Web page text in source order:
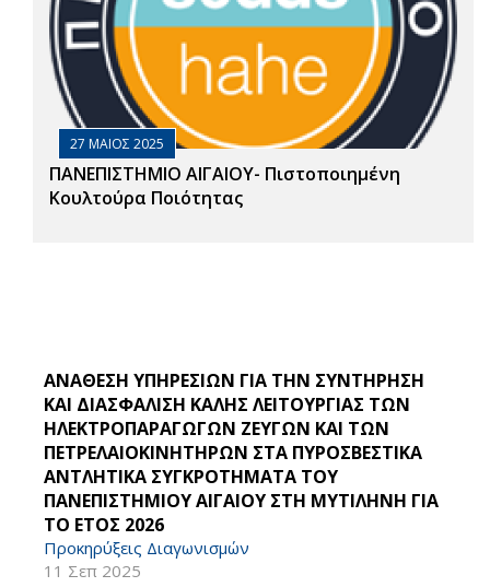
27 ΜΑΙΟΣ 2025
ΠΑΝΕΠΙΣΤΗΜΙΟ ΑΙΓΑΙΟΥ- Πιστοποιημένη
Κουλτούρα Ποιότητας
ΑΝΑΘΕΣΗ ΥΠΗΡΕΣΙΩΝ ΓΙΑ ΤΗΝ ΣΥΝΤΗΡΗΣΗ
ΚΑΙ ΔΙΑΣΦΑΛΙΣΗ ΚΑΛΗΣ ΛΕΙΤΟΥΡΓΙΑΣ ΤΩΝ
ΗΛΕΚΤΡΟΠΑΡΑΓΩΓΩΝ ΖΕΥΓΩΝ ΚΑΙ ΤΩΝ
ΠΕΤΡΕΛΑΙΟΚΙΝΗΤΗΡΩΝ ΣΤΑ ΠΥΡΟΣΒΕΣΤΙΚΑ
ΑΝΤΛΗΤΙΚΑ ΣΥΓΚΡΟΤΗΜΑΤΑ ΤΟΥ
ΠΑΝΕΠΙΣΤΗΜΙΟΥ ΑΙΓΑΙΟΥ ΣΤΗ ΜΥΤΙΛΗΝΗ ΓΙΑ
ΤΟ ΕΤΟΣ 2026
Προκηρύξεις Διαγωνισμών
11 Σεπ 2025